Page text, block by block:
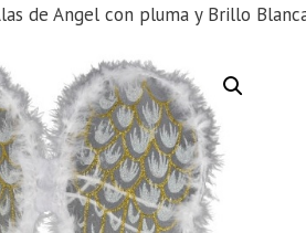
de Angel con pluma y Brillo